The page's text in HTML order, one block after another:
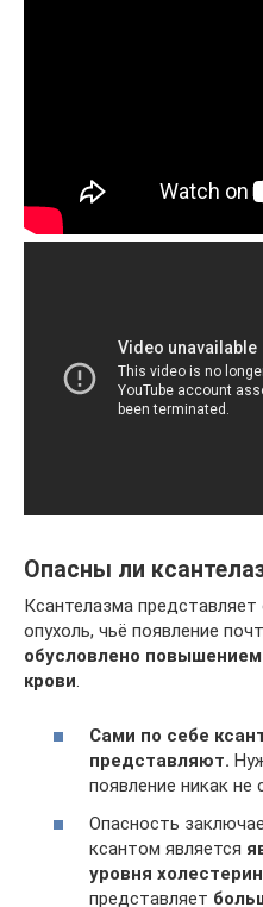
Опасны ли
Ксантелазма
опухоль, чьё появление
обусловлено
крови
Сами по себе
представляют.
появление никак не
Опасность
ксантом является
уровня
представляет